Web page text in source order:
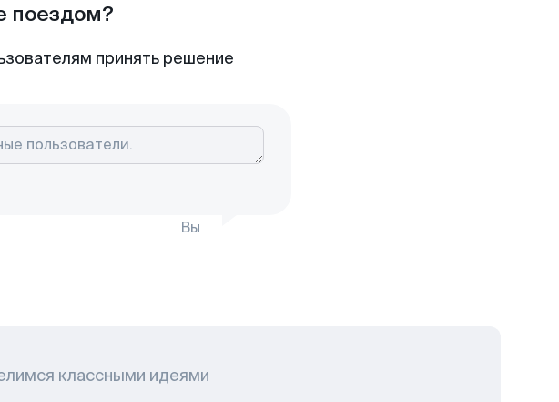
поездом?
принять решение
Вы
классными идеями